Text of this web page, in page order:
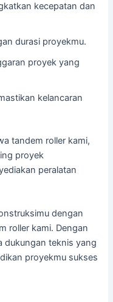
kecepatan dan
durasi proyekmu.
proyek yang
kelancaran
tandem roller kami,
proyek
peralatan
dengan
roller kami. Dengan
dukungan teknis yang
proyekmu sukses